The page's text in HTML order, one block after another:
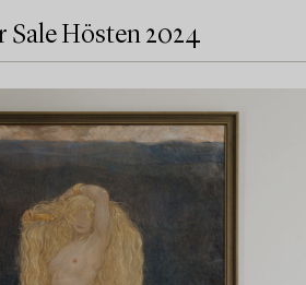
Hösten 2024